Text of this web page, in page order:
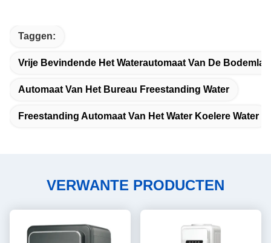
Taggen:
Vrije Bevindende Het Waterautomaat Van De
Automaat Van Het Bureau Freestanding Water
Freestanding Automaat Van Het Water Koelere Water
VERWANTE PRODUCTEN